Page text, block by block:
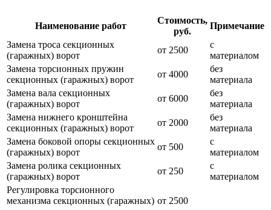
Наименование работ
Стоимость,
руб.
Примечание
Замена троса секционных
(гаражных) ворот
от 2500
с
материалом
Замена торсионных пружин
секционных (гаражных) ворот
от 4000
без
материала
Замена вала секционных
(гаражных) ворот
от 6000
без
материала
Замена нижнего кронштейна
секционных (гаражных) ворот
от 2000
без
материала
Замена боковой опоры секционных
(гаражных) ворот
от 500
с
материалом
Замена ролика секционных
(гаражных) ворот
от 250
с
материалом
Регулировка торсионного
механизма секционных (гаражных) от 2500